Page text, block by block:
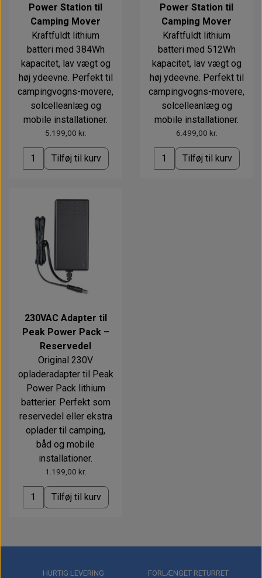
Power Station til
Camping Mover
Kraftfuldt lithium
batteri med 384Wh
kapacitet, lav vægt og
høj ydeevne. Perfekt til
campingvogns-movere,
solcelleanlæg og
mobile installationer.
5.199,00 kr.
Tilføj til kurv
Power Station til
Camping Mover
Kraftfuldt lithium
batteri med 512Wh
kapacitet, lav vægt og
høj ydeevne. Perfekt til
campingvogns-movere,
solcelleanlæg og
mobile installationer.
6.499,00 kr.
Tilføj til kurv
230VAC Adapter til
Peak Power Pack –
Reservedel
Original 230V
opladeradapter til Peak
Power Pack lithium
batterier. Perfekt som
reservedel eller ekstra
oplader til camping,
båd og mobile
installationer.
1.199,00 kr.
Tilføj til kurv
HURTIG LEVERING FORLÆNGET RETURRET